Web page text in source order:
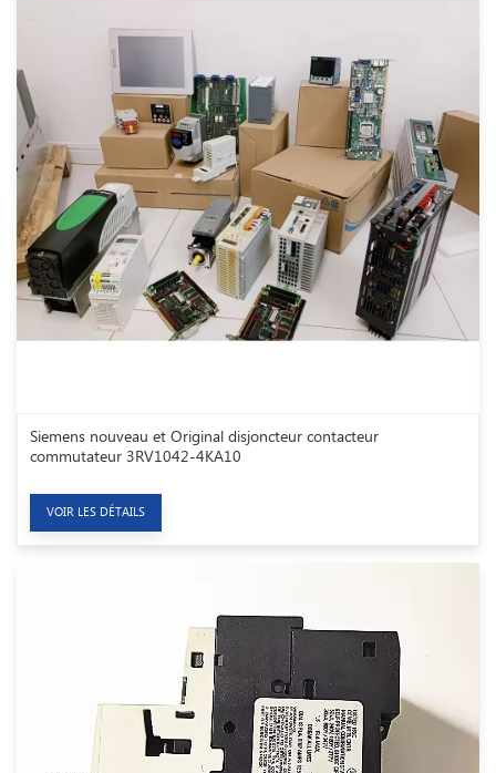
Siemens nouveau et Original disjoncteur contacteur
commutateur 3RV1042-4KA10
VOIR LES DÉTAILS